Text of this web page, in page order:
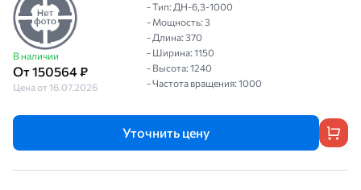
В наличии
От 150564 ₽
Цена от 16.07.2026
- Тип: ДН-6,3-1000
- Мощность: 3
- Длина: 370
- Ширина: 1150
- Высота: 1240
- Частота вращения: 1000
Уточнить цену